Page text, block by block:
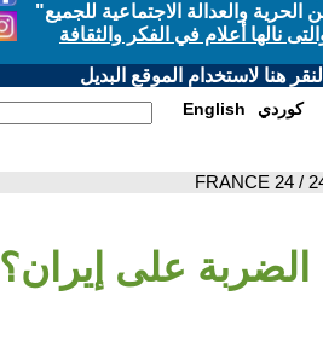
والعدالة الاجتماعية للجميع"
نالها أعلام في الفكر والثقافة
هنا لاستخدام الموقع البديل
English كوردي
على إيران؟